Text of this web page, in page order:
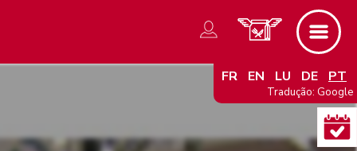
FR EN LU DE PT
Tradução: Google